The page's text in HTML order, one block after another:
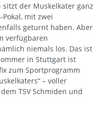
der Muskelkater ganz
mit zwei
geturnt haben. Aber
verfügbaren
niemals los. Das ist
in Stuttgart ist
zum Sportprogramm
– voller
TSV Schmiden und